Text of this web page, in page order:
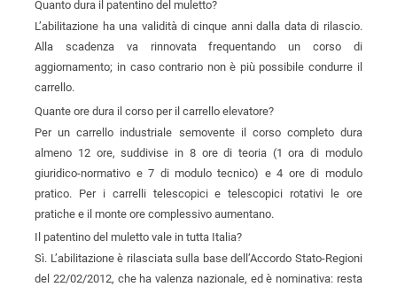
Quanto dura il patentino del muletto?
L’abilitazione ha una validità di cinque anni dalla data di rilascio.
Alla scadenza va rinnovata frequentando un corso di
aggiornamento; in caso contrario non è più possibile condurre il
carrello.
Quante ore dura il corso per il carrello elevatore?
Per un carrello industriale semovente il corso completo dura
almeno 12 ore, suddivise in 8 ore di teoria (1 ora di modulo
giuridico-normativo e 7 di modulo tecnico) e 4 ore di modulo
pratico. Per i carrelli telescopici e telescopici rotativi le ore
pratiche e il monte ore complessivo aumentano.
Il patentino del muletto vale in tutta Italia?
Sì. L’abilitazione è rilasciata sulla base dell’Accordo Stato-Regioni
del 22/02/2012, che ha valenza nazionale, ed è nominativa: resta